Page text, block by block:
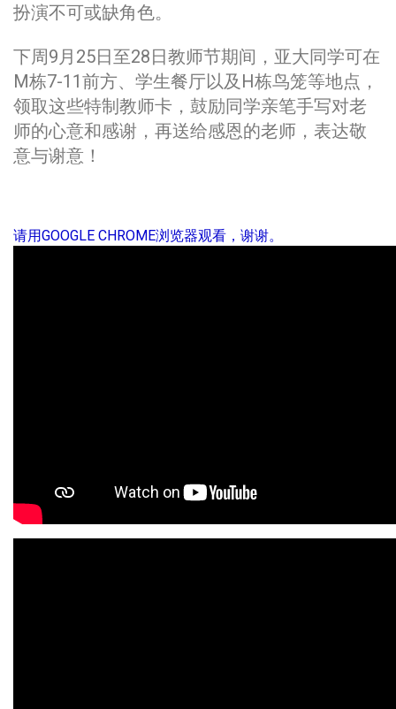
扮演不可或缺角色。
下周9月25日至28日教师节期间，亚大同学可在
M栋7-11前方、学生餐厅以及H栋鸟笼等地点，
领取这些特制教师卡，鼓励同学亲笔手写对老
师的心意和感谢，再送给感恩的老师，表达敬
意与谢意！
请用GOOGLE CHROME浏览器观看，谢谢。